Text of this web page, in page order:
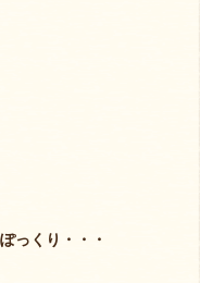
っくり・・・